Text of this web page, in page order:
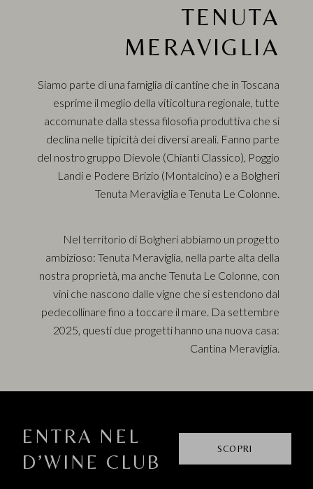
TENUTA
MERAVIGLIA
Siamo parte di una famiglia di cantine che in Toscana
esprime il meglio della viticoltura regionale, tutte
accomunate dalla stessa filosofia produttiva che si
declina nelle tipicità dei diversi areali. Fanno parte
del nostro gruppo Dievole (Chianti Classico), Poggio
Landi e Podere Brizio (Montalcino) e a Bolgheri
Tenuta Meraviglia e Tenuta Le Colonne.
Nel territorio di Bolgheri abbiamo un progetto
ambizioso: Tenuta Meraviglia, nella parte alta della
nostra proprietà, ma anche Tenuta Le Colonne, con
vini che nascono dalle vigne che si estendono dal
pedecollinare fino a toccare il mare. Da settembre
2025, questi due progetti hanno una nuova casa:
Cantina Meraviglia.
ENTRA NEL
D’WINE CLUB
SCOPRI